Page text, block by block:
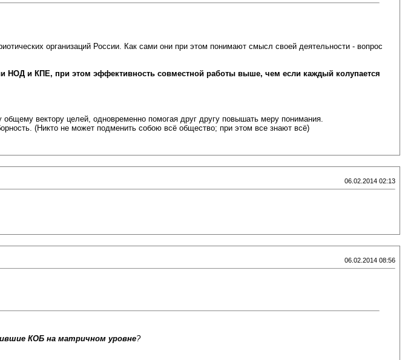
организаций России. Как сами они при этом понимают смысл своей деятельности - вопрос
НОД и КПЕ, при этом эффективность совместной работы выше, чем если каждый колупается
вектору целей, одновременно помогая друг другу повышать меру понимания.
(Никто не может подменить собою всё общество; при этом все знают всё)
06.02.2014 02:13
06.02.2014 08:56
КОБ на матричном уровне?